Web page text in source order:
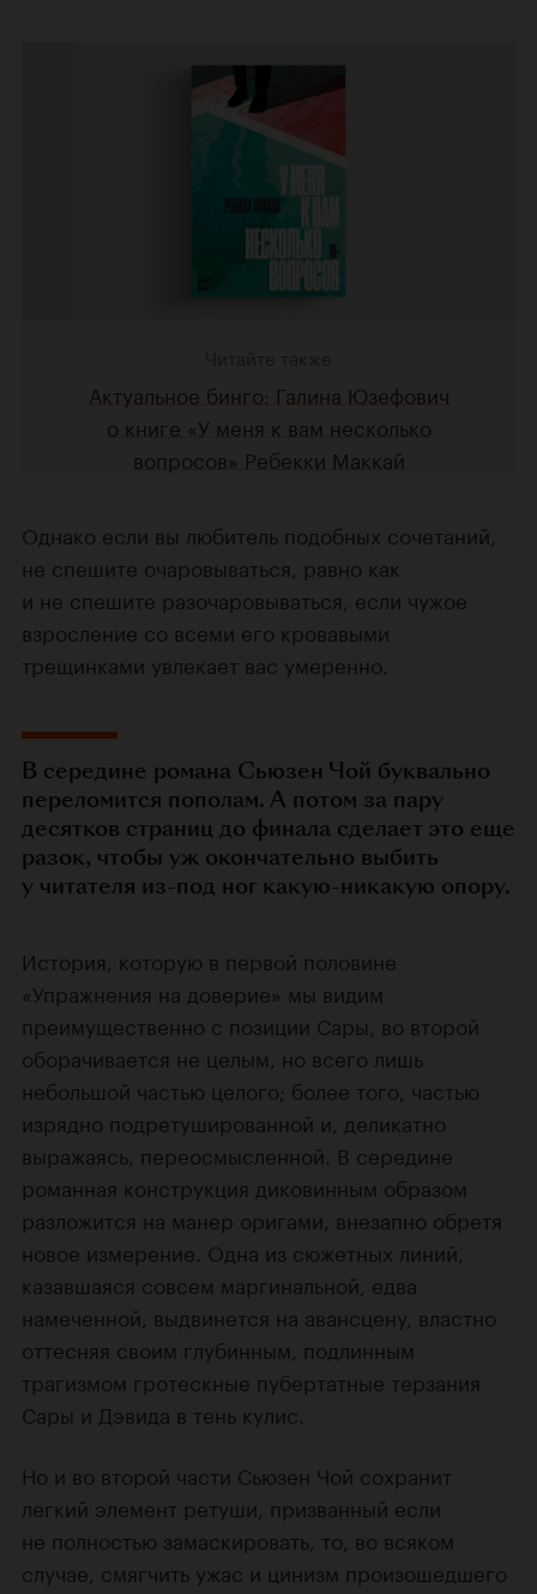
Актуальное бинго: Галина Юзефович
о книге «У меня к вам несколько
вопросов» Ребекки Маккай
Однако если вы любитель подобных сочетаний,
не спешите очаровываться, равно как
и не спешите разочаровываться, если чужое
взросление со всеми его кровавыми
трещинками увлекает вас умеренно.
В середине романа Сьюзен Чой буквально
переломится пополам. А потом за пару
десятков страниц до финала сделает это еще
разок, чтобы уж окончательно выбить
у читателя из-под ног какую-никакую опору.
История, которую в первой половине
«Упражнения на доверие» мы видим
преимущественно с позиции Сары, во второй
оборачивается не целым, но всего лишь
небольшой частью целого; более того, частью
изрядно подретушированной и, деликатно
выражаясь, переосмысленной. В середине
романная конструкция диковинным образом
разложится на манер оригами, внезапно обретя
новое измерение. Одна из сюжетных линий,
казавшаяся совсем маргинальной, едва
намеченной, выдвинется на авансцену, властно
оттесняя своим глубинным, подлинным
трагизмом гротескные пубертатные терзания
Сары и Дэвида в тень кулис.
Но и во второй части Сьюзен Чой сохранит
легкий элемент ретуши, призванный если
не полностью замаскировать, то, во всяком
случае, смягчить ужас и цинизм произошедшего